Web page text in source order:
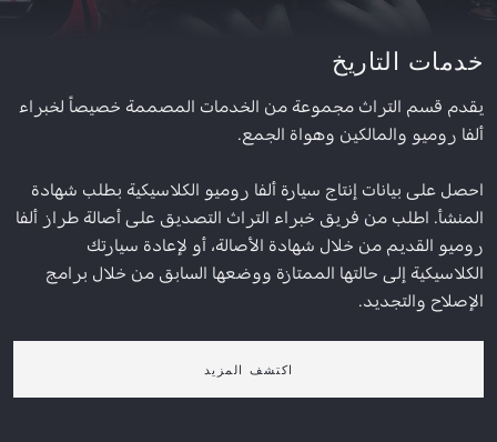
خدمات التاريخ
يقدم قسم التراث مجموعة من الخدمات المصممة خصيصاً لخبراء
ألفا روميو والمالكين وهواة الجمع.
احصل على بيانات إنتاج سيارة ألفا روميو الكلاسيكية بطلب شهادة
المنشأ. اطلب من فريق خبراء التراث التصديق على أصالة طراز ألفا
روميو القديم من خلال شهادة الأصالة، أو لإعادة سيارتك
الكلاسيكية إلى حالتها الممتازة ووضعها السابق من خلال برامج
الإصلاح والتجديد.
اكتشف المزيد